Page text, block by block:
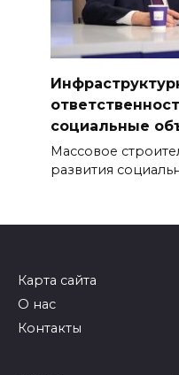
социальные
Массовое
развития
Карта сайта
О нас
Контакты